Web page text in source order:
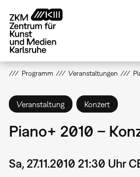
zum
Inhalt
Programm Veranstaltungen
Veranstaltung Konzert
Piano+ 2010 –
Sa, 27.11.2010 21:30 Uhr